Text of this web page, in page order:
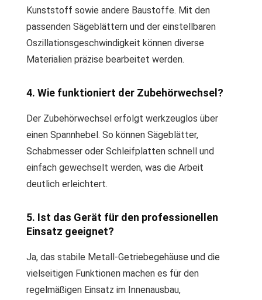
Kunststoff sowie andere Baustoffe. Mit den
passenden Sägeblättern und der einstellbaren
Oszillationsgeschwindigkeit können diverse
Materialien präzise bearbeitet werden.
4. Wie funktioniert der Zubehörwechsel?
Der Zubehörwechsel erfolgt werkzeuglos über
einen Spannhebel. So können Sägeblätter,
Schabmesser oder Schleifplatten schnell und
einfach gewechselt werden, was die Arbeit
deutlich erleichtert.
5. Ist das Gerät für den professionellen
Einsatz geeignet?
Ja, das stabile Metall-Getriebegehäuse und die
vielseitigen Funktionen machen es für den
regelmäßigen Einsatz im Innenausbau,